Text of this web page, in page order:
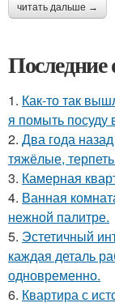
читать дальше →
Последние
1. Как-то так
я помыть посуду
2. Два года
тяжёлые,
3. Камерная
4. Ванная
нежной палитре.
5. Эстетичный
каждая деталь
одновременно.
6. Квартира с